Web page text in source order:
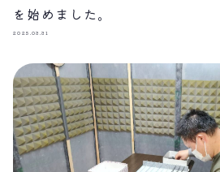
を始めました。
2025.03.31